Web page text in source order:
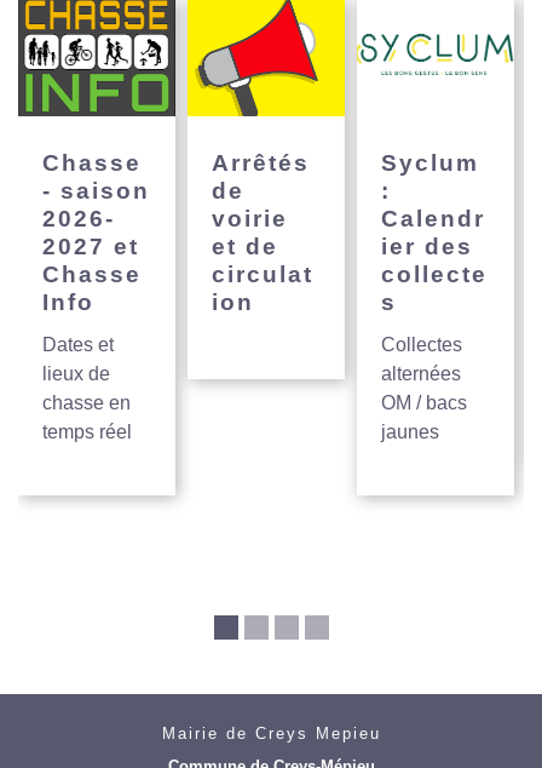
Chasse
- saison
2026-
2027 et
Chasse
Info
Dates et
lieux de
chasse en
temps réel
Arrêtés
de
voirie
et de
circulat
ion
Syclum
:
Calendr
ier des
collecte
s
Collectes
alternées
OM / bacs
jaunes
Mairie de Creys Mepieu